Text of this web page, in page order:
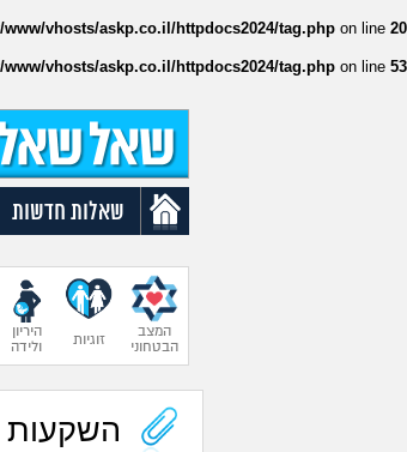
www/vhosts/askp.co.il/httpdocs2024/tag.php on line 20
www/vhosts/askp.co.il/httpdocs2024/tag.php on line 53
שאלות חדשות
המצב
הבטחוני
זוגיות
היריון
ולידה
השקעות